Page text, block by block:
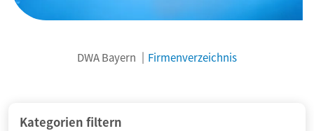
DWA Bayern Firmenverzeichnis
Kategorien filtern